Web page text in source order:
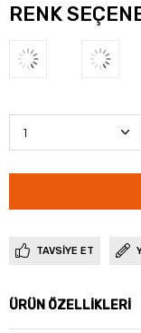
RENK
TAVSIYE ET
ÜRÜN ÖZELLIKLERI